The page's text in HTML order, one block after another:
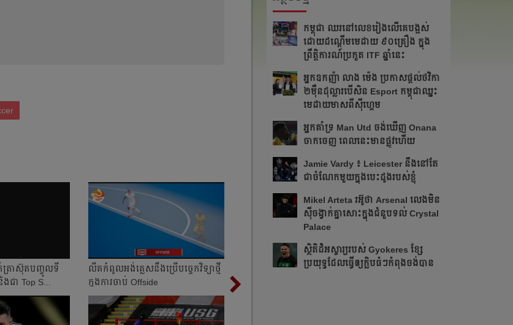
រា​ស៊ុត​បញ្ចូល​ទី
ជា Top S...
លីគ​កំពូល​អង់គ្លេស​នឹង​ប្រើ​បច្ចេកវិទ្យា​ថ្មី​
ក្នុង​ការ​ចាប់ Offside
កម្ពុជា​ ឈរនៅលេខរៀងលើគេបង្អស់​
ដោយដណ្ដើមមេដាយ​ ៩០គ្រឿង ក្នុង
ព្រឹត្ដិការណ៍ប្រកួត ITF​ ឆ្នាំនេះ
អ្នក​ឧកញ៉ា លាង ម៉េង ​ប្រកាស​ផ្ដល់​ថវិកា​
២​ម៉ឺន​ដុល្លារ​បើ​សិន​​ Esport កម្ពុជា​​ឈ្នះ​​
មេដាយ​មាស​ពី​ស៊ីហ្គេម​
អ្នក​គាំទ្រ Man Utd ចង់​ឃើញ Onana
ចាកចេញ​ ពេលនេះ​មាន​ផ្លូវ​ហើយ​​
Jamie Vardy ៖ Leicester នឹង​នៅ​តែ​
ជា​ចំណែក​មួយ​ក្នុង​បេះដូង​របស់​ខ្ញុំ​
Mikel Arteta ​រអ៊ូ​ថា​​ Arsenal លេង​មិន​
ស៊ី​ចង្វាក់​គ្នា​​សោះ​ក្នុង​ជំនួប​ទល់ Crystal
Palace
​ស្ថិតិ​ដ៏​អស្ចារ្យ​​របស់ Gyokeres ខ្សែ​
ប្រយុទ្ធ​ដែល​​ធ្វើ​ឲ្យ​ក្លិប​ធំៗ​កំពុង​ចង់បាន​